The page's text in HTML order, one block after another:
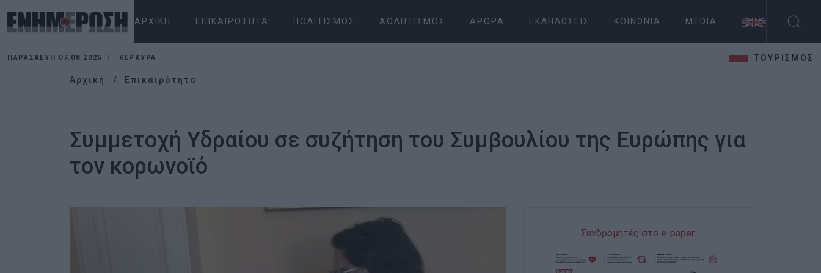
ΑΡΧΙΚΉ ΕΠΙΚΑΙΡΌΤΗΤΑ ΠΟΛΙΤΙΣΜΌΣ ΑΘΛΗΤΙΣΜΌΣ ΆΡΘΡΑ ΕΚΔΗΛΏΣΕΙΣ ΚΟΙΝΩΝΊΑ MEDIA
ΠΑΡΑΣΚΕΥΉ 07.08.2026 ΚΕΡΚΥΡΑ ΤΟΥΡΙΣΜΟΣ
Αρχική Επικαιρότητα
Συμμετοχή Υδραίου σε συζήτηση του Συμβουλίου της Ευρώπης για
τον κορωνοϊό
Συνδρομητές στο e-paper